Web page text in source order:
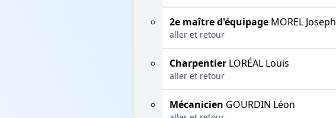
2e maître d'équipage MOREL Joseph
aller et retour
Charpentier LORÉAL Louis
aller et retour
Mécanicien GOURDIN Léon